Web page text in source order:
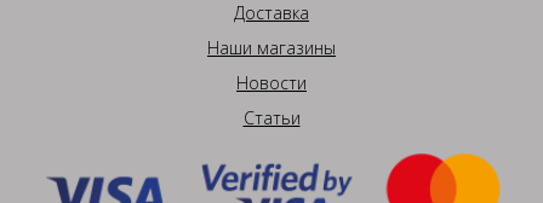
Доставка
Наши магазины
Новости
Статьи